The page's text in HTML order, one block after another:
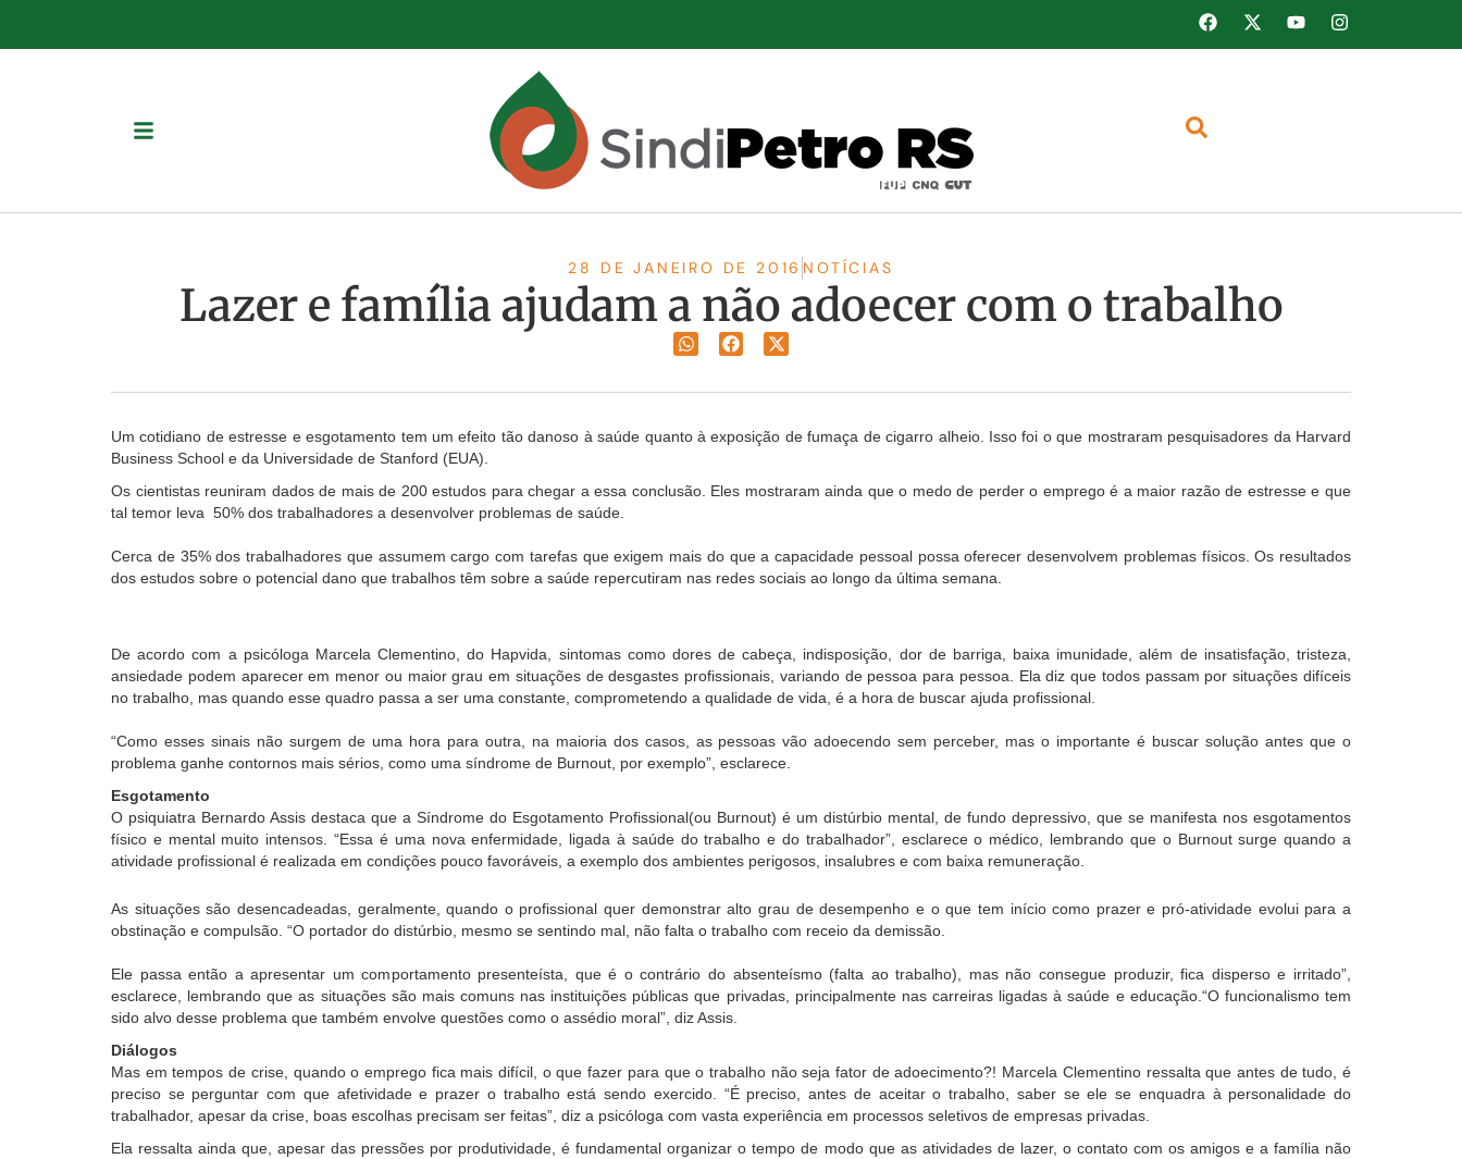
28 DE JANEIRO DE 2016 NOTÍCIAS
Lazer e família ajudam a não adoecer com o trabalho
Um cotidiano de estresse e esgotamento tem um efeito tão danoso à saúde quanto à exposição de fumaça de cigarro alheio. Isso foi o que mostraram pesquisadores da Harvard
Business School e da Universidade de Stanford (EUA).
Os cientistas reuniram dados de mais de 200 estudos para chegar a essa conclusão. Eles mostraram ainda que o medo de perder o emprego é a maior razão de estresse e que
tal temor leva 50% dos trabalhadores a desenvolver problemas de saúde.
Cerca de 35% dos trabalhadores que assumem cargo com tarefas que exigem mais do que a capacidade pessoal possa oferecer desenvolvem problemas físicos. Os resultados
dos estudos sobre o potencial dano que trabalhos têm sobre a saúde repercutiram nas redes sociais ao longo da última semana.
De acordo com a psicóloga Marcela Clementino, do Hapvida, sintomas como dores de cabeça, indisposição, dor de barriga, baixa imunidade, além de insatisfação, tristeza,
ansiedade podem aparecer em menor ou maior grau em situações de desgastes profissionais, variando de pessoa para pessoa. Ela diz que todos passam por situações difíceis
no trabalho, mas quando esse quadro passa a ser uma constante, comprometendo a qualidade de vida, é a hora de buscar ajuda profissional.
“Como esses sinais não surgem de uma hora para outra, na maioria dos casos, as pessoas vão adoecendo sem perceber, mas o importante é buscar solução antes que o
problema ganhe contornos mais sérios, como uma síndrome de Burnout, por exemplo”, esclarece.
Esgotamento
O psiquiatra Bernardo Assis destaca que a Síndrome do Esgotamento Profissional(ou Burnout) é um distúrbio mental, de fundo depressivo, que se manifesta nos esgotamentos
físico e mental muito intensos. “Essa é uma nova enfermidade, ligada à saúde do trabalho e do trabalhador”, esclarece o médico, lembrando que o Burnout surge quando a
atividade profissional é realizada em condições pouco favoráveis, a exemplo dos ambientes perigosos, insalubres e com baixa remuneração.
As situações são desencadeadas, geralmente, quando o profissional quer demonstrar alto grau de desempenho e o que tem início como prazer e pró-atividade evolui para a
obstinação e compulsão. “O portador do distúrbio, mesmo se sentindo mal, não falta o trabalho com receio da demissão.
Ele passa então a apresentar um comportamento presenteísta, que é o contrário do absenteísmo (falta ao trabalho), mas não consegue produzir, fica disperso e irritado”,
esclarece, lembrando que as situações são mais comuns nas instituições públicas que privadas, principalmente nas carreiras ligadas à saúde e educação.“O funcionalismo tem
sido alvo desse problema que também envolve questões como o assédio moral”, diz Assis.
Diálogos
Mas em tempos de crise, quando o emprego fica mais difícil, o que fazer para que o trabalho não seja fator de adoecimento?! Marcela Clementino ressalta que antes de tudo, é
preciso se perguntar com que afetividade e prazer o trabalho está sendo exercido. “É preciso, antes de aceitar o trabalho, saber se ele se enquadra à personalidade do
trabalhador, apesar da crise, boas escolhas precisam ser feitas”, diz a psicóloga com vasta experiência em processos seletivos de empresas privadas.
Ela ressalta ainda que, apesar das pressões por produtividade, é fundamental organizar o tempo de modo que as atividades de lazer, o contato com os amigos e a família não